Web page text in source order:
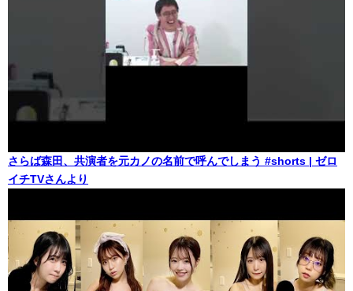
さらば森田、共演者を元カノの名前で呼んでしまう #shorts | ゼロ
イチTVさんより